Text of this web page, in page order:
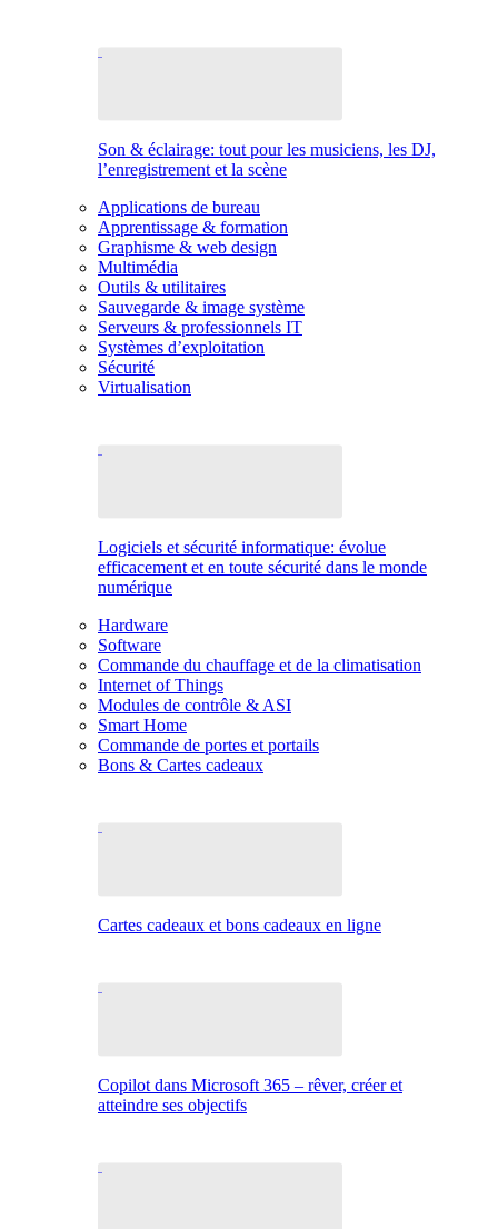
Son & éclairage: tout pour les musiciens, les DJ,
l’enregistrement et la scène
Applications de bureau
Apprentissage & formation
Graphisme & web design
Multimédia
Outils & utilitaires
Sauvegarde & image système
Serveurs & professionnels IT
Systèmes d’exploitation
Sécurité
Virtualisation
Logiciels et sécurité informatique: évolue
efficacement et en toute sécurité dans le monde
numérique
Hardware
Software
Commande du chauffage et de la climatisation
Internet of Things
Modules de contrôle & ASI
Smart Home
Commande de portes et portails
Bons & Cartes cadeaux
Cartes cadeaux et bons cadeaux en ligne
Copilot dans Microsoft 365 – rêver, créer et
atteindre ses objectifs